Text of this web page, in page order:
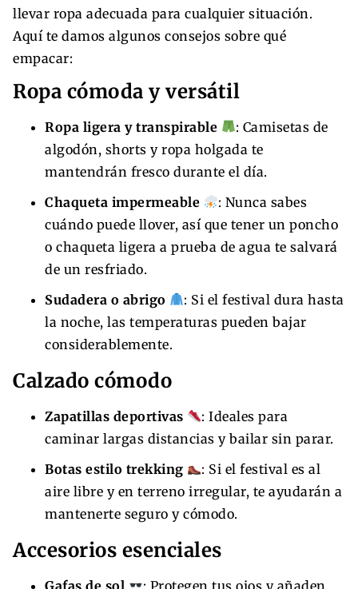
llevar ropa adecuada para cualquier situación.
Aquí te damos algunos consejos sobre qué
empacar:
Ropa cómoda y versátil
Ropa ligera y transpirable
: Camisetas de
algodón, shorts y ropa holgada te
mantendrán fresco durante el día.
Chaqueta impermeable
: Nunca sabes
cuándo puede llover, así que tener un poncho
o chaqueta ligera a prueba de agua te salvará
de un resfriado.
Sudadera o abrigo
: Si el festival dura hasta
la noche, las temperaturas pueden bajar
considerablemente.
Calzado cómodo
Zapatillas deportivas
: Ideales para
caminar largas distancias y bailar sin parar.
Botas estilo trekking
: Si el festival es al
aire libre y en terreno irregular, te ayudarán a
mantenerte seguro y cómodo.
Accesorios esenciales
Gafas de sol
: Protegen tus ojos y añaden